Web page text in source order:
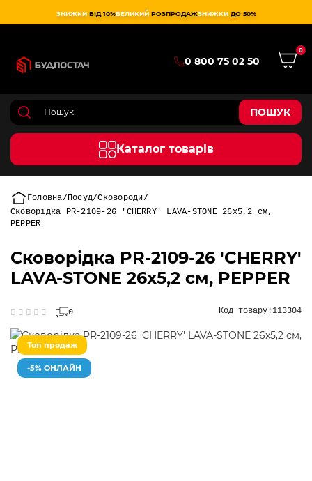
ЗНИЖКИ ВІД 10%ВЕЛИКИЙ РОЗПРОДАЖЗНИЖКИ ДО 50%
0 800 75 02 50
0
ПОШУК
Каталог товарів
Головна Посуд Сковороди
Сковорідка PR-2109-26 'CHERRY' LAVA-STONE 26x5,2 см,
PEPPER
Сковорідка PR-2109-26 'CHERRY'
LAVA-STONE 26x5,2 см, PEPPER
0 Код товару:113304
Топ продаж
-5% ОНЛАЙН